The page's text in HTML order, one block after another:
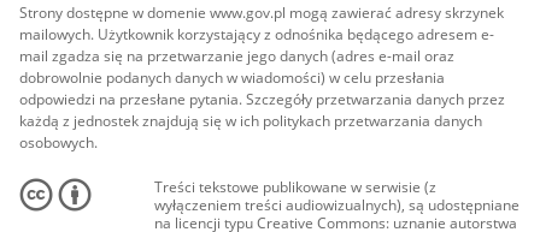
Strony dostępne w domenie www.gov.pl mogą zawierać adresy skrzynek
mailowych. Użytkownik korzystający z odnośnika będącego adresem e-
mail zgadza się na przetwarzanie jego danych (adres e-mail oraz
dobrowolnie podanych danych w wiadomości) w celu przesłania
odpowiedzi na przesłane pytania. Szczegóły przetwarzania danych przez
każdą z jednostek znajdują się w ich politykach przetwarzania danych
osobowych.
Treści tekstowe publikowane w serwisie (z
wyłączeniem treści audiowizualnych), są udostępniane
na licencji typu Creative Commons: uznanie autorstwa